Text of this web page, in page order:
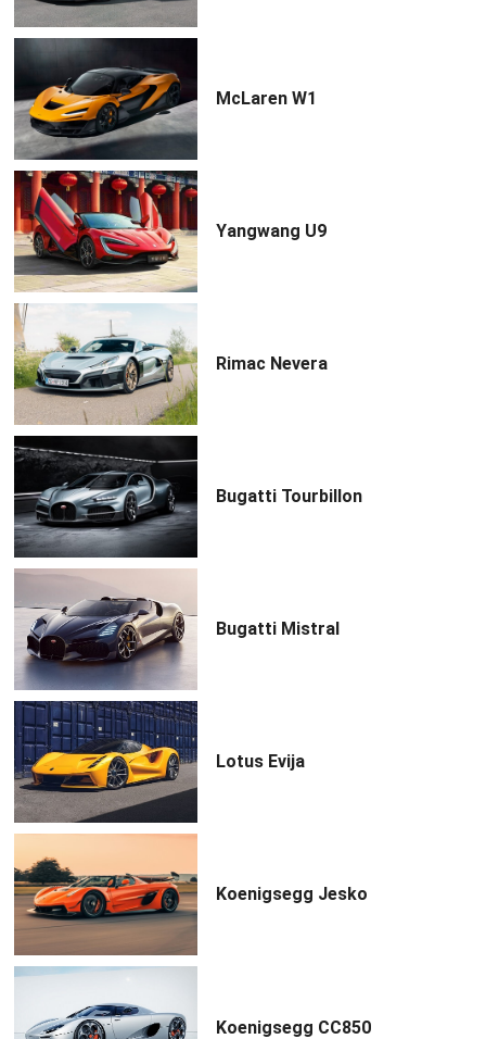
McLaren W1
Yangwang U9
Rimac Nevera
Bugatti Tourbillon
Bugatti Mistral
Lotus Evija
Koenigsegg Jesko
Koenigsegg CC850